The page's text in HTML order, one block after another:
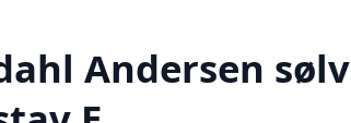
Andersen sølv